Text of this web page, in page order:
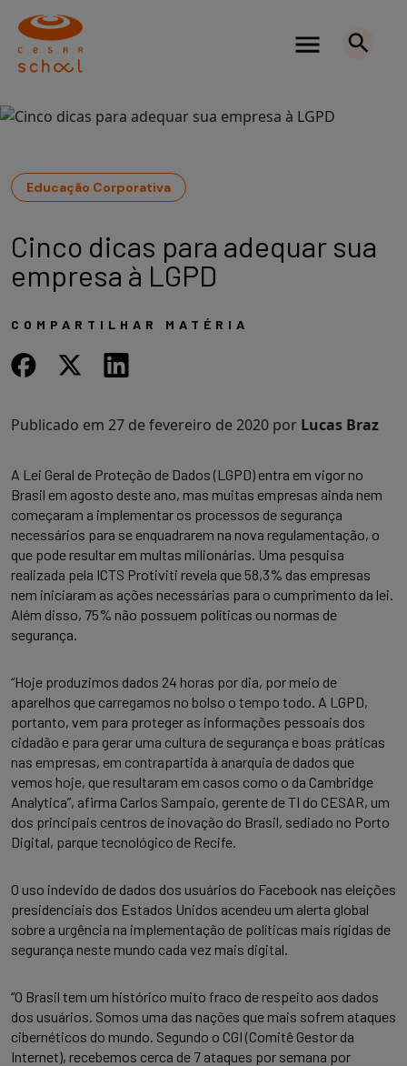
Educação Corporativa
Cinco dicas para adequar sua
empresa à LGPD
COMPARTILHAR MATÉRIA
Publicado em 27 de fevereiro de 2020 por Lucas Braz
A Lei Geral de Proteção de Dados (LGPD) entra em vigor no
Brasil em agosto deste ano, mas muitas empresas ainda nem
começaram a implementar os processos de segurança
necessários para se enquadrarem na nova regulamentação, o
que pode resultar em multas milionárias. Uma pesquisa
realizada pela ICTS Protiviti revela que 58,3% das empresas
nem iniciaram as ações necessárias para o cumprimento da lei.
Além disso, 75% não possuem políticas ou normas de
segurança.
“Hoje produzimos dados 24 horas por dia, por meio de
aparelhos que carregamos no bolso o tempo todo. A LGPD,
portanto, vem para proteger as informações pessoais dos
cidadão e para gerar uma cultura de segurança e boas práticas
nas empresas, em contrapartida à anarquia de dados que
vemos hoje, que resultaram em casos como o da Cambridge
Analytica”, afirma Carlos Sampaio, gerente de TI do CESAR, um
dos principais centros de inovação do Brasil, sediado no Porto
Digital, parque tecnológico de Recife.
O uso indevido de dados dos usuários do Facebook nas eleições
presidenciais dos Estados Unidos acendeu um alerta global
sobre a urgência na implementação de políticas mais rígidas de
segurança neste mundo cada vez mais digital.
“O Brasil tem um histórico muito fraco de respeito aos dados
dos usuários. Somos uma das nações que mais sofrem ataques
cibernéticos do mundo. Segundo o CGI (Comitê Gestor da
Internet), recebemos cerca de 7 ataques por semana por